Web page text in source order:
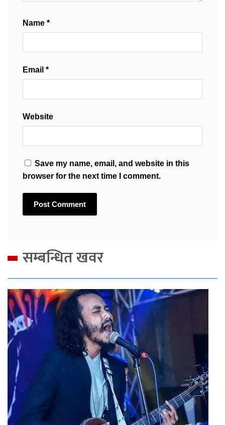
Name *
Email *
Website
Save my name, email, and website in this
browser for the next time I comment.
सम्बन्धित खवर